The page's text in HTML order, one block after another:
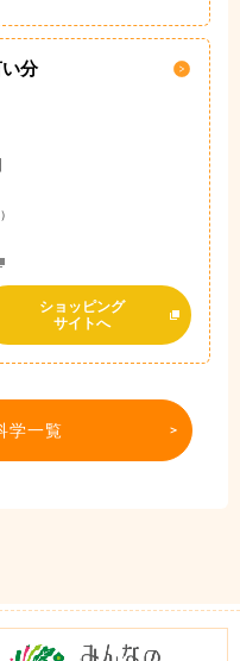
分
ショッピング
サイトへ
学一覧